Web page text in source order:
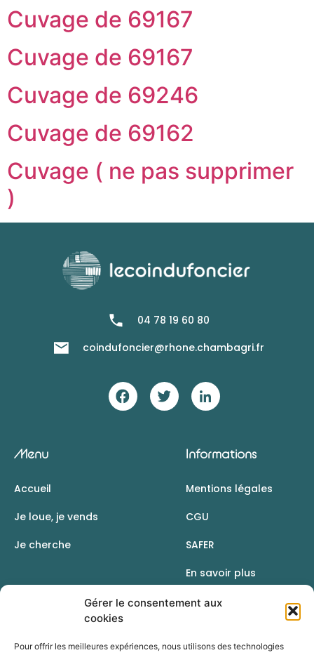
Gérer le consentement aux
cookies
Pour offrir les meilleures expériences, nous utilisons des technologies
Cuvage de 69167
Cuvage de 69167
Cuvage de 69246
Cuvage de 69162
Cuvage ( ne pas supprimer
)
04 78 19 60 80
coindufoncier@rhone.chambagri.fr
Menu
Accueil
Je loue, je vends
Je cherche
Informations
Mentions légales
CGU
SAFER
En savoir plus
Contact